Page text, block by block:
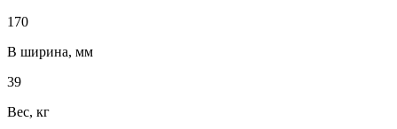
170
B ширина, мм
39
Вес, кг